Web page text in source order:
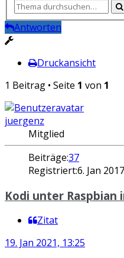
Antworten
Druckansicht
1 Beitrag • Seite 1 von 1
juergenz
Mitglied
Beiträge:37
Registriert:6. Jan 2017
Kodi unter
Zitat
19. Jan 2021, 13:25